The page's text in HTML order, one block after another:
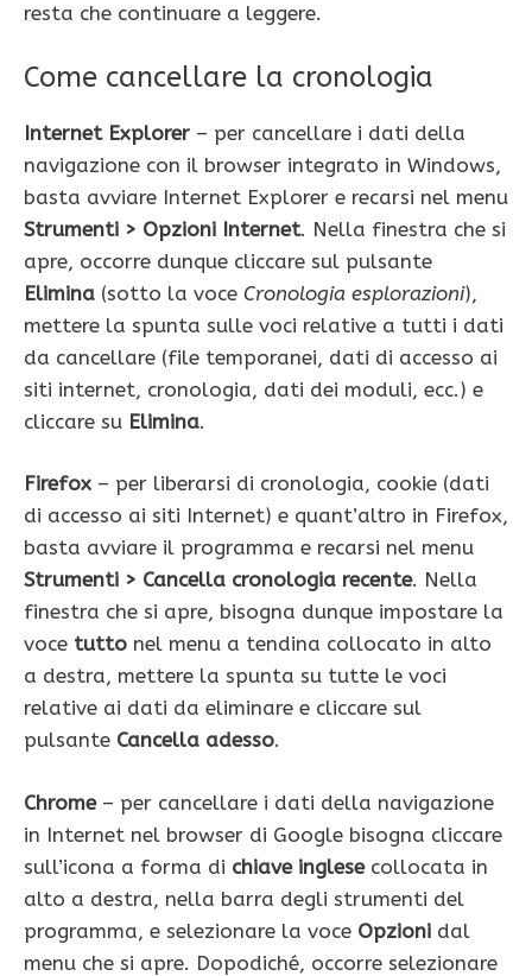
resta che continuare a leggere.
Come cancellare la cronologia
Internet Explorer – per cancellare i dati della
navigazione con il browser integrato in Windows,
basta avviare Internet Explorer e recarsi nel menu
Strumenti > Opzioni Internet. Nella finestra che si
apre, occorre dunque cliccare sul pulsante
Elimina (sotto la voce Cronologia esplorazioni),
mettere la spunta sulle voci relative a tutti i dati
da cancellare (file temporanei, dati di accesso ai
siti internet, cronologia, dati dei moduli, ecc.) e
cliccare su Elimina.
Firefox – per liberarsi di cronologia, cookie (dati
di accesso ai siti Internet) e quant’altro in Firefox,
basta avviare il programma e recarsi nel menu
Strumenti > Cancella cronologia recente. Nella
finestra che si apre, bisogna dunque impostare la
voce tutto nel menu a tendina collocato in alto
a destra, mettere la spunta su tutte le voci
relative ai dati da eliminare e cliccare sul
pulsante Cancella adesso.
Chrome– per cancellare i dati della navigazione
in Internet nel browser di Google bisogna cliccare
sull’icona a forma di chiave inglesecollocata in
alto a destra, nella barra degli strumenti del
programma, e selezionare la voce Opzioni dal
menu che si apre. Dopodiché, occorre selezionare